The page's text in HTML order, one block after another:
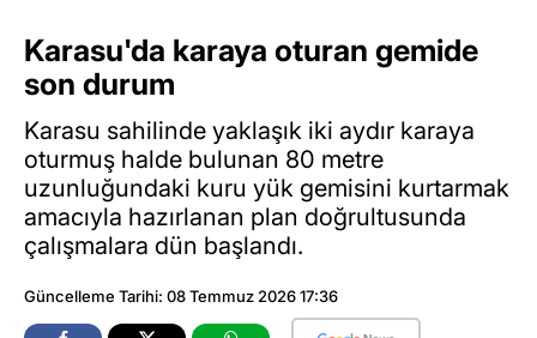
Karasu'da karaya oturan gemide
son durum
Karasu sahilinde yaklaşık iki aydır karaya
oturmuş halde bulunan 80 metre
uzunluğundaki kuru yük gemisini kurtarmak
amacıyla hazırlanan plan doğrultusunda
çalışmalara dün başlandı.
Güncelleme Tarihi: 08 Temmuz 2026 17:36